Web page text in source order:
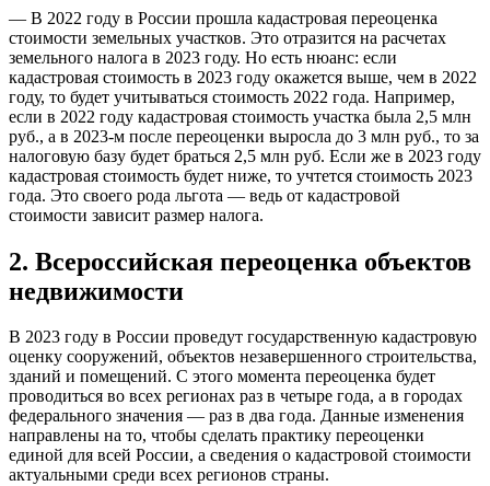
— В 2022 году в России прошла кадастровая переоценка
стоимости земельных участков. Это отразится на расчетах
земельного налога в 2023 году. Но есть нюанс: если
кадастровая стоимость в 2023 году окажется выше, чем в 2022
году, то будет учитываться стоимость 2022 года. Например,
если в 2022 году кадастровая стоимость участка была 2,5 млн
руб., а в 2023-м после переоценки выросла до 3 млн руб., то за
налоговую базу будет браться 2,5 млн руб. Если же в 2023 году
кадастровая стоимость будет ниже, то учтется стоимость 2023
года. Это своего рода льгота — ведь от кадастровой
стоимости зависит размер налога.
2. Всероссийская переоценка объектов
недвижимости
В 2023 году в России проведут государственную кадастровую
оценку сооружений, объектов незавершенного строительства,
зданий и помещений. С этого момента переоценка будет
проводиться во всех регионах раз в четыре года, а в городах
федерального значения — раз в два года. Данные изменения
направлены на то, чтобы сделать практику переоценки
единой для всей России, а сведения о кадастровой стоимости
актуальными среди всех регионов страны.